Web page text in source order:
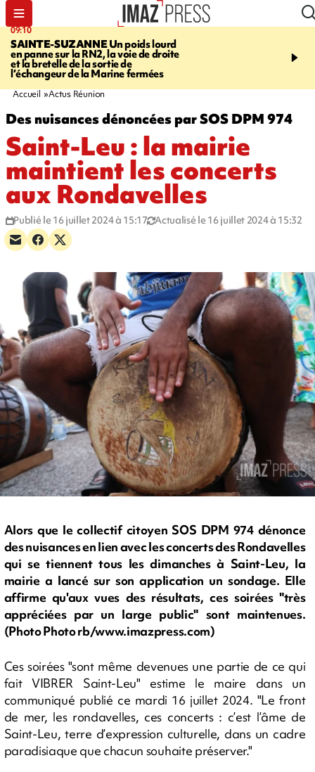
09:10
SAINTE-SUZANNEUn poids lourd
en panne sur la RN2, la voie de droite
et la bretelle de la sortie de
l’échangeur de la Marine fermées
11:22
DÉSTABILISATION
la présidentielle, les
Accueil Actus Réunion
Des nuisances dénoncées par SOS DPM 974
Saint-Leu : la mairie
maintient les concerts
aux Rondavelles
Publié le 16 juillet 2024 à 15:17 Actualisé le 16 juillet 2024 à 15:32
Alors que le collectif citoyen SOS DPM 974 dénonce
des nuisances en lien avec les concerts des Rondavelles
qui se tiennent tous les dimanches à Saint-Leu, la
mairie a lancé sur son application un sondage. Elle
affirme qu'aux vues des résultats, ces soirées "très
appréciées par un large public" sont maintenues.
(Photo Photo rb/www.imazpress.com)
Ces soirées "sont même devenues une partie de ce qui
fait VIBRER Saint-Leu" estime le maire dans un
communiqué publié ce mardi 16 juillet 2024. "Le front
de mer, les rondavelles, ces concerts : c’est l’âme de
Saint-Leu, terre d’expression culturelle, dans un cadre
paradisiaque que chacun souhaite préserver."